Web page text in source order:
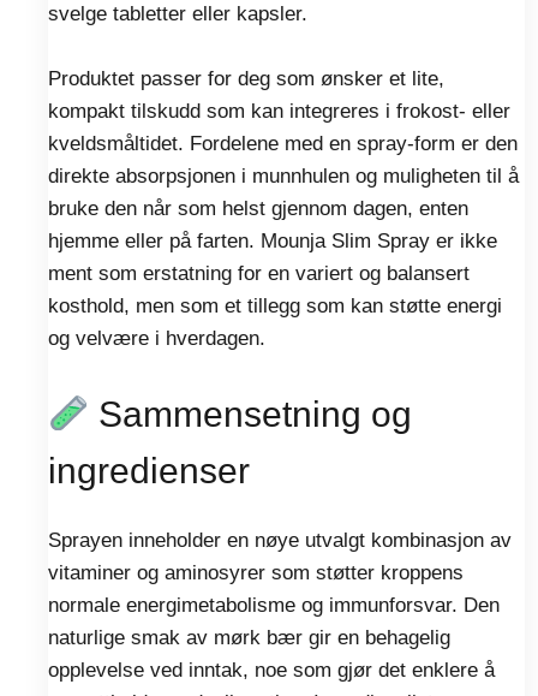
svelge tabletter eller kapsler.
Produktet passer for deg som ønsker et lite,
kompakt tilskudd som kan integreres i frokost- eller
kveldsmåltidet. Fordelene med en spray-form er den
direkte absorpsjonen i munnhulen og muligheten til å
bruke den når som helst gjennom dagen, enten
hjemme eller på farten. Mounja Slim Spray er ikke
ment som erstatning for en variert og balansert
kosthold, men som et tillegg som kan støtte energi
og velvære i hverdagen.
Sammensetning og
ingredienser
Sprayen inneholder en nøye utvalgt kombinasjon av
vitaminer og aminosyrer som støtter kroppens
normale energimetabolisme og immunforsvar. Den
naturlige smak av mørk bær gir en behagelig
opplevelse ved inntak, noe som gjør det enklere å